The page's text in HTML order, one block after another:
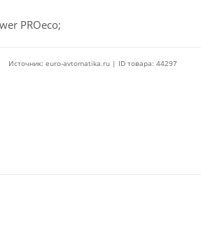
PROeco;
Источник: euro-avtomatika.ru | ID товара: 44297